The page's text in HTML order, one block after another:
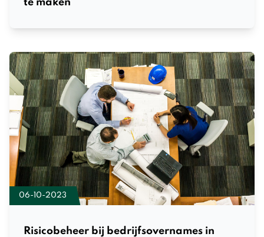
te maken
06-10-2023
Risicobeheer bij bedrijfsovernames in